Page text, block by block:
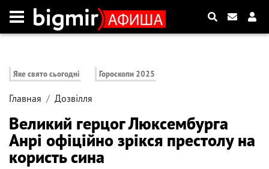
Яке свято сьогодні Гороскопи 2025
Главная Дозвілля
Великий герцог Люксембурга
Анрі офіційно зрікся престолу на
користь сина